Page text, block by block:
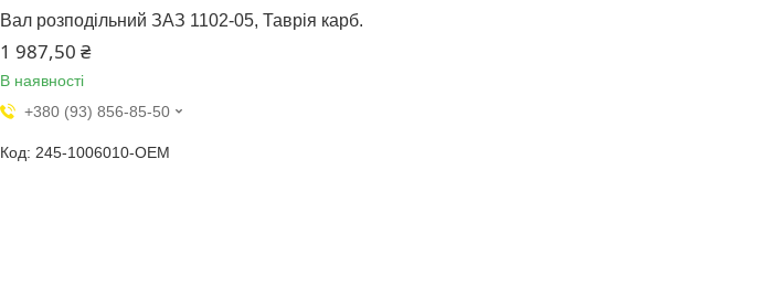
Вал розподільний ЗАЗ 1102-05, Таврія карб.
1 987,50 ₴
В наявності
+380 (93) 856-85-50
245-1006010-OEM